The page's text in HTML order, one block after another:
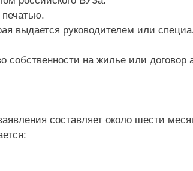
выдается руководителем или
собственности на жилье или договор
составляет около шести